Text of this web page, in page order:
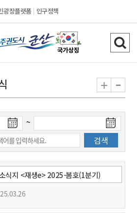
광장플랫폼 인구정책
시
민
권
도
시
군
산
검
색
기
+ -
~
색
종
일
식지 <재생e> 2025-봄호(1분기)
25.03.26